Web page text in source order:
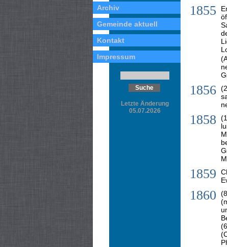
Archiv
Gemeinde aktuell
Kontakt
Impressum
Letzte Änderung
05.07.2026
1855
1856
1858
1859
1860